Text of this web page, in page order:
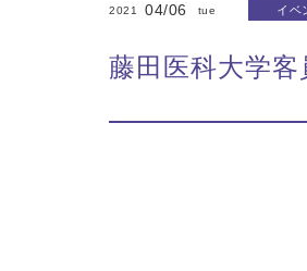
2021 04/06 tue イベ
藤田医科大学